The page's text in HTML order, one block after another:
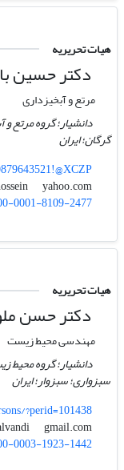
هیات تحریریه
دکتر حسین
مرتع و آبخیزداری
دانشیار؛ گروه مرتع
گرگان؛ ایران
baranihossein
yahoo.com
0001-8109-2477
هیات تحریریه
دکتر حسن
مهندسی محیط زیست
دانشیار؛ گروه محیط
سبزواری؛ سبزوار؛ ایران
?perid=101438
hmalvandi
gmail.com
0003-1923-1442